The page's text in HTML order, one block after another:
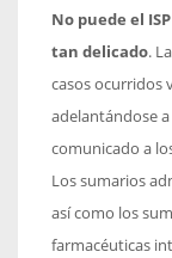
No puede el
tan delicado.
casos ocurridos
adelantándose
comunicado a
Los sumarios
así como los
farmacéuticas